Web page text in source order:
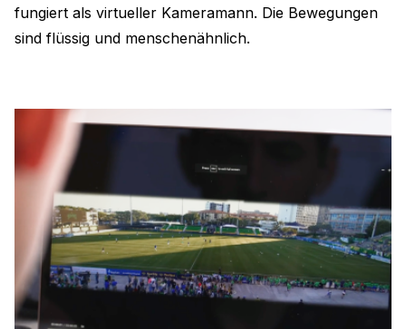
fungiert als virtueller Kameramann. Die Bewegungen
sind flüssig und menschenähnlich.